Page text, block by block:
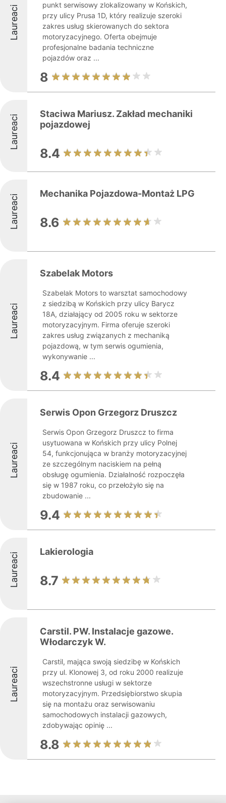
Laureaci
punkt serwisowy zlokalizowany w Końskich,
przy ulicy Prusa 1D, który realizuje szeroki
zakres usług skierowanych do sektora
motoryzacyjnego. Oferta obejmuje
profesjonalne badania techniczne
pojazdów oraz ...
8
Laureaci
Staciwa Mariusz. Zakład mechaniki
pojazdowej
8.4
Laureaci Mechanika Pojazdowa-Montaż LPG
8.6
Laureaci
Szabelak Motors
Szabelak Motors to warsztat samochodowy
z siedzibą w Końskich przy ulicy Barycz
18A, działający od 2005 roku w sektorze
motoryzacyjnym. Firma oferuje szeroki
zakres usług związanych z mechaniką
pojazdową, w tym serwis ogumienia,
wykonywanie ...
8.4
Laureaci
Serwis Opon Grzegorz Druszcz
Serwis Opon Grzegorz Druszcz to firma
usytuowana w Końskich przy ulicy Polnej
54, funkcjonująca w branży motoryzacyjnej
ze szczególnym naciskiem na pełną
obsługę ogumienia. Działalność rozpoczęła
się w 1987 roku, co przełożyło się na
zbudowanie ...
9.4
Laureaci Lakierologia
8.7
Laureaci
Carstil. PW. Instalacje gazowe.
Włodarczyk W.
Carstil, mająca swoją siedzibę w Końskich
przy ul. Klonowej 3, od roku 2000 realizuje
wszechstronne usługi w sektorze
motoryzacyjnym. Przedsiębiorstwo skupia
się na montażu oraz serwisowaniu
samochodowych instalacji gazowych,
zdobywając opinię ...
8.8